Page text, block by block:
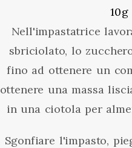
Nell'impastatrice
sbriciolato, lo
fino ad ottenere un
ottenere una massa
in una ciotola per
Sgonfiare l'impasto,